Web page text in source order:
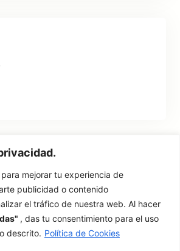
mejorar tu experiencia de
publicidad o contenido
el tráfico de nuestra web. Al hacer
, das tu consentimiento para el uso
descrito. Política de Cookies
en nuestras redes sociales
Instagram
Facebook
X YouTube